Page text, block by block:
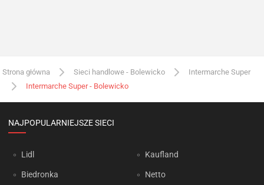
Strona główna Sieci handlowe - Bolewicko
Intermarche Super
Intermarche Super - Bolewicko
NAJPOPULARNIEJSZE SIECI
Lidl
Biedronka
Kaufland
Netto